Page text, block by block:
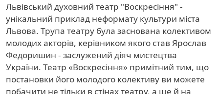
Львівський духовний театр "Воскресіння" -
унікальний приклад неформату культури міста
Львова. Трупа театру була заснована колективом
молодих акторів, керівником якого став Ярослав
Федоришин - заслужений діяч мистецтва
України. Театр «Воскресіння» примітний тим, що
постановки його молодого колективу ви можете
побачити не тільки в стінах театру, а ще й на